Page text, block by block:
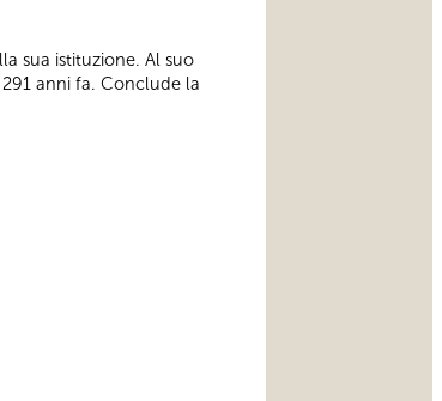
sua istituzione. Al suo
anni fa. Conclude la